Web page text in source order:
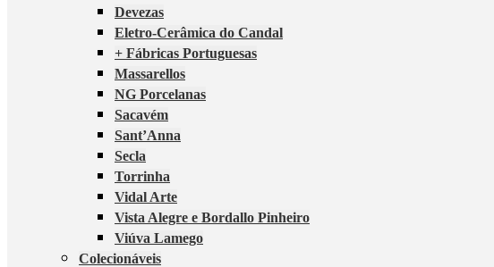
Devezas
Eletro-Cerâmica do Candal
+ Fábricas Portuguesas
Massarellos
NG Porcelanas
Sacavém
Sant’Anna
Secla
Torrinha
Vidal Arte
Vista Alegre e Bordallo Pinheiro
Viúva Lamego
Colecionáveis